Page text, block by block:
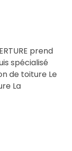
prend
spécialisé
de toiture Le
La